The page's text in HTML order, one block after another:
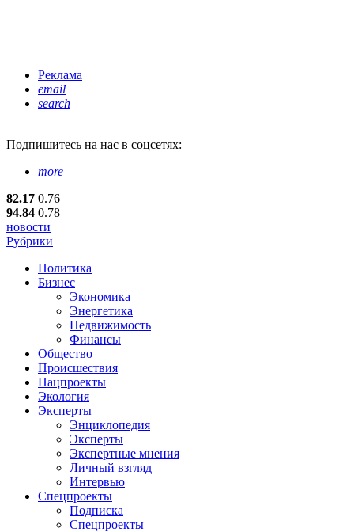
Реклама
email
search
Подпишитесь на нас в соцсетях:
more
82.17 0.76
94.84 0.78
новости
Рубрики
Политика
Бизнес
Экономика
Энергетика
Недвижимость
Финансы
Общество
Происшествия
Нацпроекты
Экология
Эксперты
Энциклопедия
Эксперты
Экспертные мнения
Личный взгляд
Интервью
Спецпроекты
Подписка
Спецпроекты